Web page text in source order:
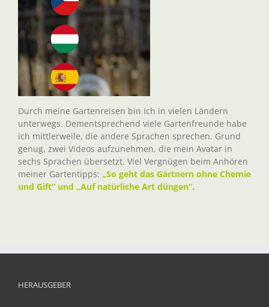
Durch meine Gartenreisen bin ich in vielen Ländern
unterwegs. Dementsprechend viele Gartenfreunde habe
ich mittlerweile, die andere Sprachen sprechen. Grund
genug, zwei Videos aufzunehmen, die mein Avatar in
sechs Sprachen übersetzt. Viel Vergnügen beim Anhören
meiner Gartentipps: „So geht das Gärtnern ohne Chemie
und Gift“ und „Auf natürliche Art düngen“.
HERAUSGEBER